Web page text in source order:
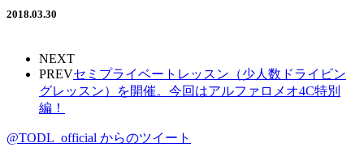
2018.03.30
NEXT
PREVセミプライベートレッスン（少人数ドライビン
グレッスン）を開催。今回はアルファロメオ4C特別
編！
@TODL_official からのツイート